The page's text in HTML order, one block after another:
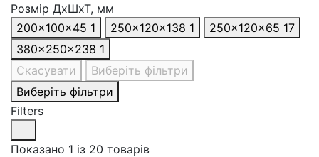
Розмір ДхШхТ, мм
200x100x45 1 250x120x138 1 250×120×65 17
380x250x238 1
Скасувати
Виберіть фільтри
Виберіть фільтри
Filters
Показано 1 із 20 товарів